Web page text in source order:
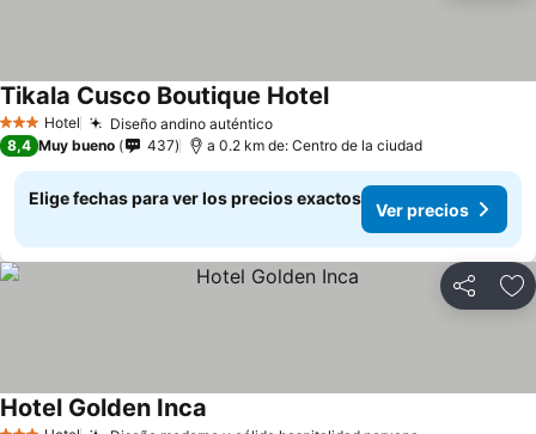
3 Estrellas
Hotel Diseño andino auténtico
Tikala Cusco Boutique Hotel
8,4 Muy bueno 437 a 0.2 km de: Centro de la ciudad
Elige fechas para ver los precios exactos
Ver precios
Compartir
Hotel Golden Inca